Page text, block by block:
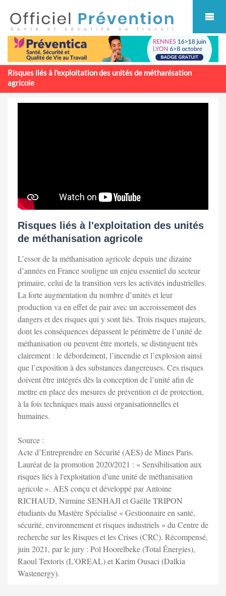
Risques liés à l'exploitation des unités de méthanisation
agricole
Risques liés à l'exploitation des unités
de méthanisation agricole
L’essor de la méthanisation agricole depuis une dizaine
d’années en France souligne un enjeu essentiel du secteur
primaire, celui de la transition vers les activités industrielles.
La forte augmentation du nombre d’unités et leur
production va en effet de pair avec un accroissement des
dangers et des risques qui y sont liés. Trois risques majeurs,
dont les conséquences dépassent le périmètre de l’unité de
méthanisation ou peuvent être mortels, se distinguent très
clairement : le débordement, l’incendie et l’explosion ainsi
que l’exposition à des substances dangereuses. Ces risques
doivent être intégrés dès la conception de l’unité afin de
mettre en place des mesures de prévention et de protection,
à la fois techniques mais aussi organisationnelles et
humaines.
Source :
Acte d’Entreprendre en Sécurité (AES) de Mines Paris.
Lauréat de la promotion 2020/2021 : « Sensibilisation aux
risques liés à l'exploitation d'une unité de méthanisation
agricole ». AES conçu et développé par Antoine
RICHAUD, Nirmine SENHAJI et Gaëlle TRIPON
étudiants du Mastère Spécialisé « Gestionnaire en santé,
sécurité, environnement et risques industriels » du Centre de
recherche sur les Risques et les Crises (CRC). Récompensé,
juin 2021, par le jury : Pol Hoorelbeke (Total Énergies),
Raoul Textoris (L'OREAL) et Karim Ousaci (Dalkia
Wastenergy).